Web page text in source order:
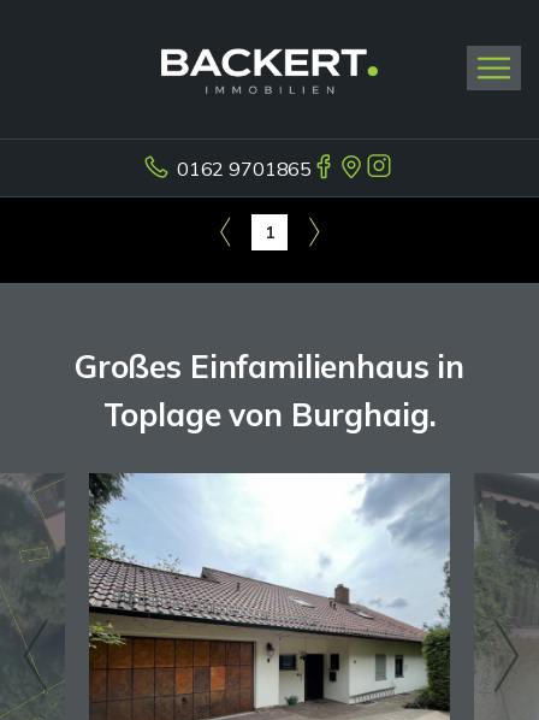
0162 9701865
1
Großes Einfamilienhaus in
Toplage von Burghaig.